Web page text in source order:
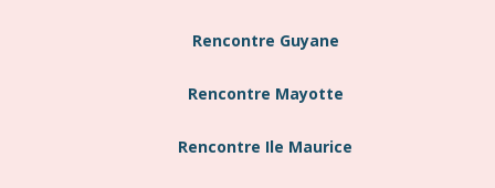
Rencontre Guyane
Rencontre Mayotte
Rencontre Ile Maurice